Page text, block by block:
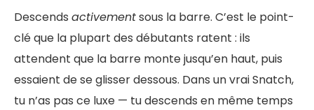
Descends activementsous la barre. C’est le point-
clé que la plupart des débutants ratent : ils
attendent que la barre monte jusqu’en haut, puis
essaient de se glisser dessous. Dans un vrai Snatch,
tu n’as pas ce luxe — tu descends en même temps